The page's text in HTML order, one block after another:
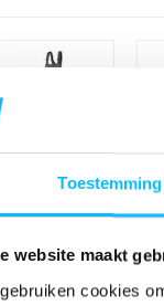
Toestemming
website maakt
cookies